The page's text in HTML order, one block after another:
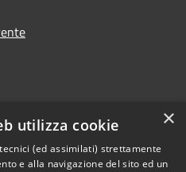
×
utilizza cookie
(ed assimilati) strettamente
e alla navigazione del sito ed un